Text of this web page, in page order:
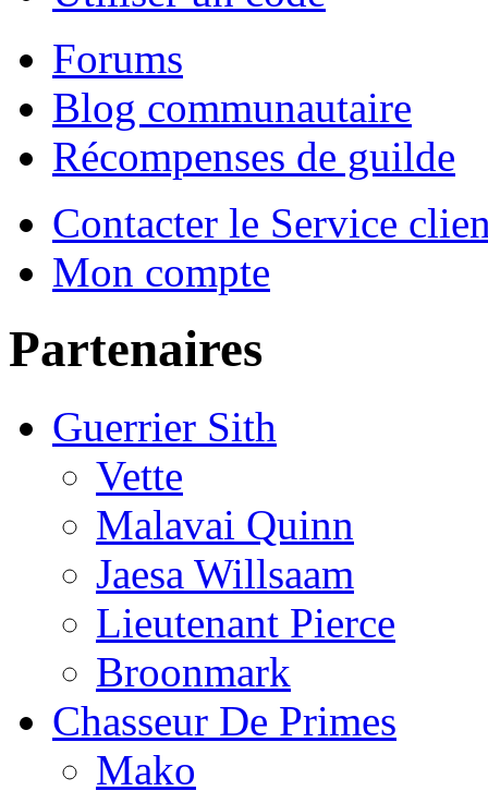
Forums
Blog communautaire
Récompenses de guilde
Contacter le Service
Mon compte
Partenaires
Guerrier Sith
Vette
Malavai Quinn
Jaesa Willsaam
Lieutenant Pierce
Broonmark
Chasseur De Primes
Mako